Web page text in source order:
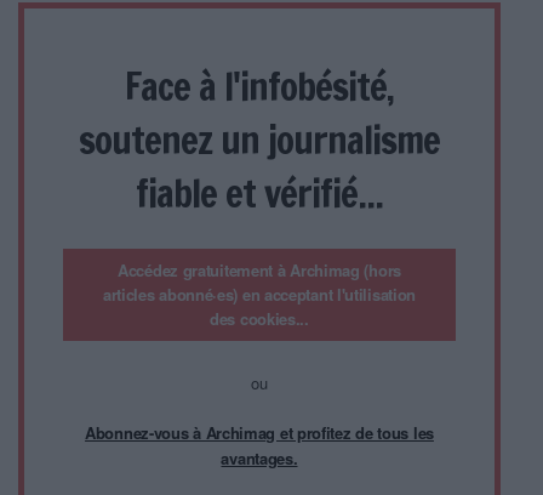
Face à l'infobésité,
soutenez un journalisme
fiable et vérifié...
Accédez gratuitement à Archimag (hors
articles abonné·es) en acceptant l'utilisation
des cookies...
ou
Abonnez-vous à Archimag et profitez de tous les
avantages.